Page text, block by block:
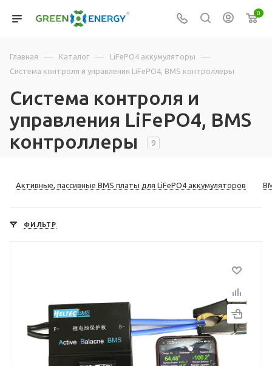
0
Главная — Каталог — LiFePO4 аккумуляторы —
Система контроля и управления LiFePO4, BMS контроллеры
Система контроля и
управления LiFePO4, BMS
контроллеры
9
Активные, пассивные BMS платы для LiFePO4 аккумуляторов
ФИЛЬТР